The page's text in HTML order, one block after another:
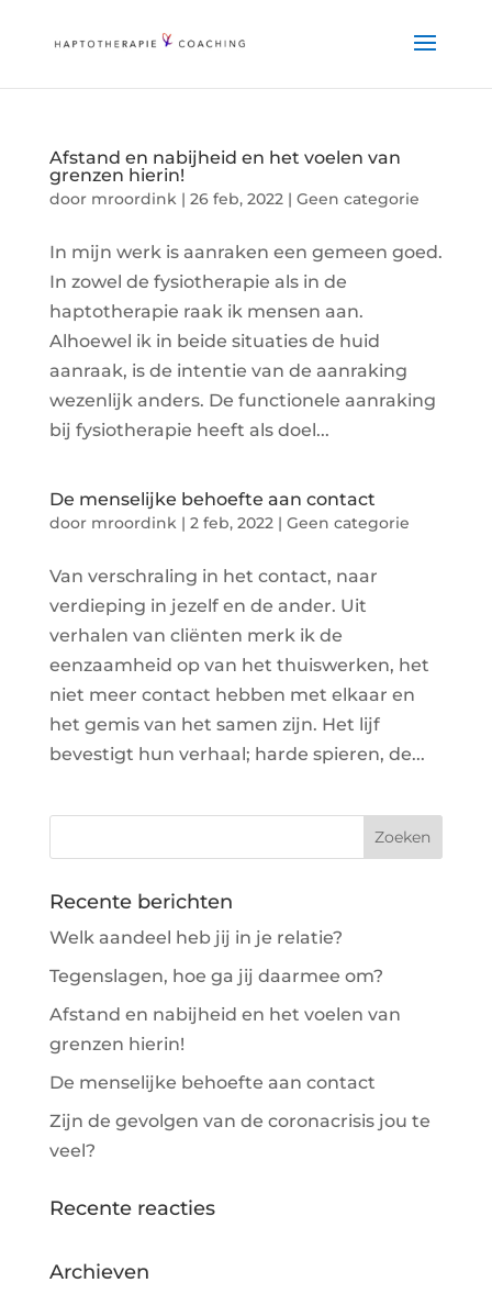
Afstand en nabijheid en het voelen van
grenzen hierin!
door mroordink| 26 feb, 2022| Geen categorie
In mijn werk is aanraken een gemeen goed.
In zowel de fysiotherapie als in de
haptotherapie raak ik mensen aan.
Alhoewel ik in beide situaties de huid
aanraak, is de intentie van de aanraking
wezenlijk anders. De functionele aanraking
bij fysiotherapie heeft als doel...
De menselijke behoefte aan contact
door mroordink| 2 feb, 2022| Geen categorie
Van verschraling in het contact, naar
verdieping in jezelf en de ander. Uit
verhalen van cliënten merk ik de
eenzaamheid op van het thuiswerken, het
niet meer contact hebben met elkaar en
het gemis van het samen zijn. Het lijf
bevestigt hun verhaal; harde spieren, de...
Recente berichten
Welk aandeel heb jij in je relatie?
Tegenslagen, hoe ga jij daarmee om?
Afstand en nabijheid en het voelen van
grenzen hierin!
De menselijke behoefte aan contact
Zijn de gevolgen van de coronacrisis jou te
veel?
Recente reacties
Archieven